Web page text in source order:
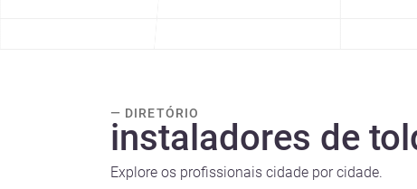
— DIRETÓRIO
instaladores de
Explore os profissionais cidade por cidade.